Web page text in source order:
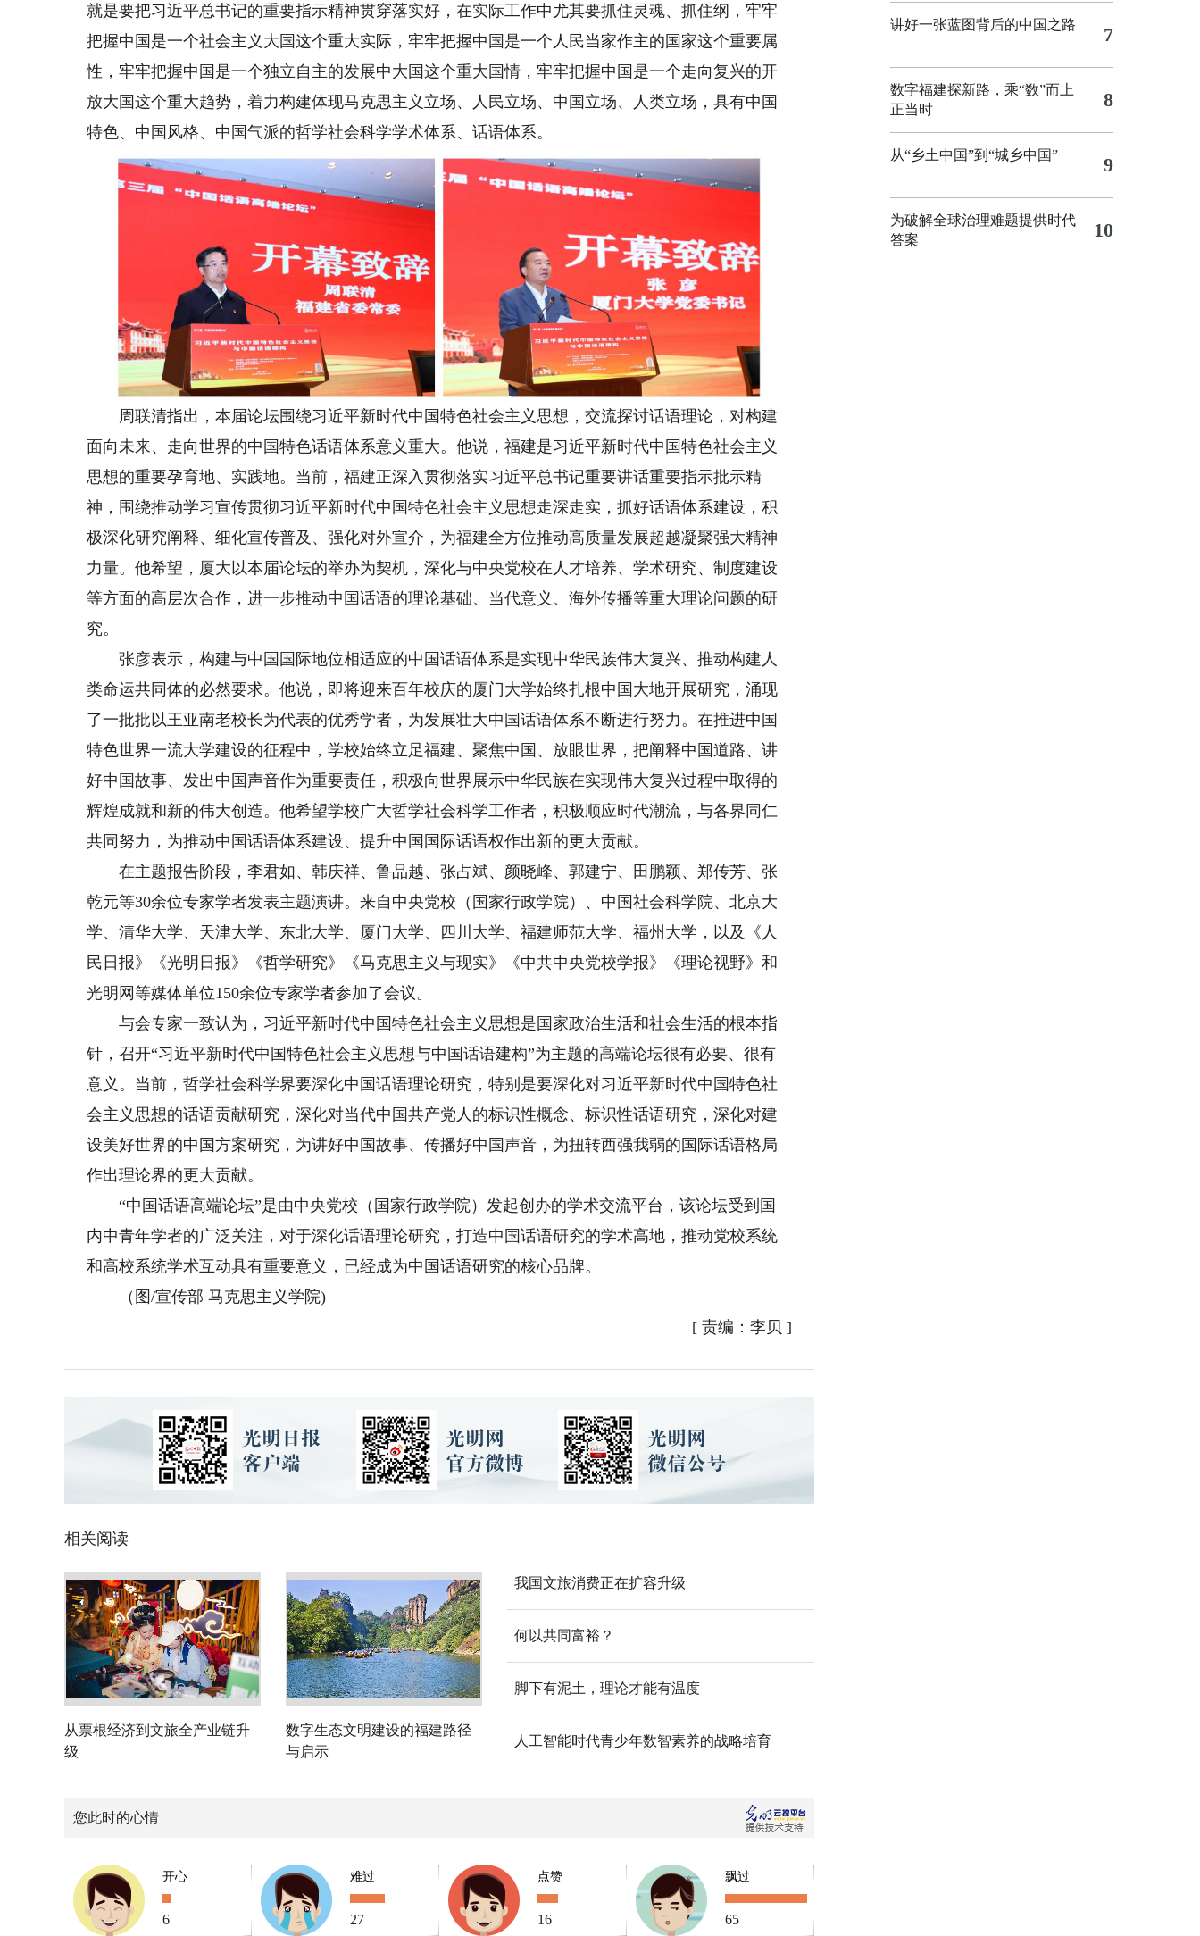
就是要把习近平总书记的重要指示精神贯穿落实好，在实际工作中尤其要抓住灵魂、抓住纲，牢牢
把握中国是一个社会主义大国这个重大实际，牢牢把握中国是一个人民当家作主的国家这个重要属
性，牢牢把握中国是一个独立自主的发展中大国这个重大国情，牢牢把握中国是一个走向复兴的开
放大国这个重大趋势，着力构建体现马克思主义立场、人民立场、中国立场、人类立场，具有中国
特色、中国风格、中国气派的哲学社会科学学术体系、话语体系。
周联清指出，本届论坛围绕习近平新时代中国特色社会主义思想，交流探讨话语理论，对构建
面向未来、走向世界的中国特色话语体系意义重大。他说，福建是习近平新时代中国特色社会主义
思想的重要孕育地、实践地。当前，福建正深入贯彻落实习近平总书记重要讲话重要指示批示精
神，围绕推动学习宣传贯彻习近平新时代中国特色社会主义思想走深走实，抓好话语体系建设，积
极深化研究阐释、细化宣传普及、强化对外宣介，为福建全方位推动高质量发展超越凝聚强大精神
力量。他希望，厦大以本届论坛的举办为契机，深化与中央党校在人才培养、学术研究、制度建设
等方面的高层次合作，进一步推动中国话语的理论基础、当代意义、海外传播等重大理论问题的研
究。
张彦表示，构建与中国国际地位相适应的中国话语体系是实现中华民族伟大复兴、推动构建人
类命运共同体的必然要求。他说，即将迎来百年校庆的厦门大学始终扎根中国大地开展研究，涌现
了一批批以王亚南老校长为代表的优秀学者，为发展壮大中国话语体系不断进行努力。在推进中国
特色世界一流大学建设的征程中，学校始终立足福建、聚焦中国、放眼世界，把阐释中国道路、讲
好中国故事、发出中国声音作为重要责任，积极向世界展示中华民族在实现伟大复兴过程中取得的
辉煌成就和新的伟大创造。他希望学校广大哲学社会科学工作者，积极顺应时代潮流，与各界同仁
共同努力，为推动中国话语体系建设、提升中国国际话语权作出新的更大贡献。
在主题报告阶段，李君如、韩庆祥、鲁品越、张占斌、颜晓峰、郭建宁、田鹏颖、郑传芳、张
乾元等30余位专家学者发表主题演讲。来自中央党校（国家行政学院）、中国社会科学院、北京大
学、清华大学、天津大学、东北大学、厦门大学、四川大学、福建师范大学、福州大学，以及《人
民日报》《光明日报》《哲学研究》《马克思主义与现实》《中共中央党校学报》《理论视野》和
光明网等媒体单位150余位专家学者参加了会议。
与会专家一致认为，习近平新时代中国特色社会主义思想是国家政治生活和社会生活的根本指
针，召开“习近平新时代中国特色社会主义思想与中国话语建构”为主题的高端论坛很有必要、很有
意义。当前，哲学社会科学界要深化中国话语理论研究，特别是要深化对习近平新时代中国特色社
会主义思想的话语贡献研究，深化对当代中国共产党人的标识性概念、标识性话语研究，深化对建
设美好世界的中国方案研究，为讲好中国故事、传播好中国声音，为扭转西强我弱的国际话语格局
作出理论界的更大贡献。
“中国话语高端论坛”是由中央党校（国家行政学院）发起创办的学术交流平台，该论坛受到国
内中青年学者的广泛关注，对于深化话语理论研究，打造中国话语研究的学术高地，推动党校系统
和高校系统学术互动具有重要意义，已经成为中国话语研究的核心品牌。
（图/宣传部 马克思主义学院)
[ 责编：李贝 ]
相关阅读
从票根经济到文旅全产业链升
级
数字生态文明建设的福建路径
与启示
我国文旅消费正在扩容升级
何以共同富裕？
脚下有泥土，理论才能有温度
人工智能时代青少年数智素养的战略培育
您此时的心情
开心
6
难过
27
点赞
16
飘过
65
讲好一张蓝图背后的中国之路 7
数字福建探新路，乘“数”而上
正当时
8
从“乡土中国”到“城乡中国” 9
为破解全球治理难题提供时代
答案
10